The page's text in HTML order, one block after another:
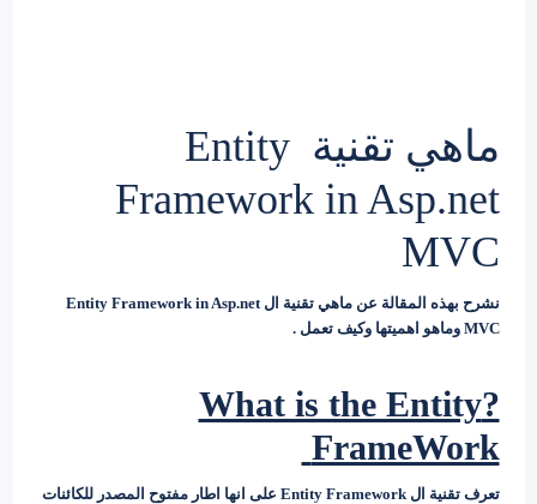
ماهي تقنية Entity
Framework in Asp.net
MVC
نشرح بهذه المقالة عن ماهي تقنية ال Entity Framework in Asp.net
MVC وماهو اهميتها وكيف تعمل .
?What is the Entity
FrameWork
تعرف تقنية ال Entity Framework على انها اطار مفتوح المصدر للكائنات